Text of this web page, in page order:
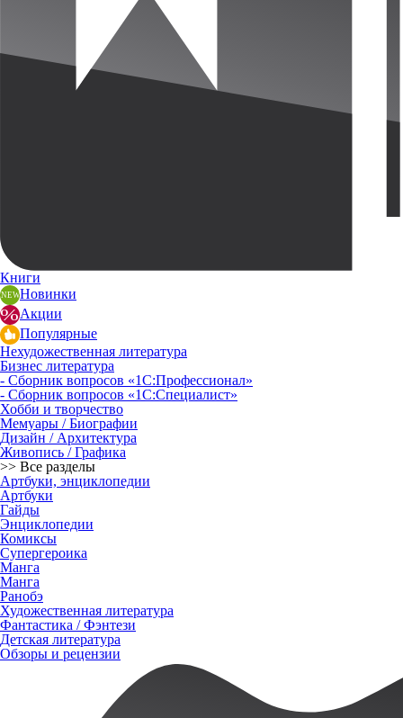
Книги
Новинки
Акции
Популярные
Нехудожественная литература
Бизнес литература
- Сборник вопросов «1С:Профессионал»
- Сборник вопросов «1С:Специалист»
Хобби и творчество
Мемуары / Биографии
Дизайн / Архитектура
Живопись / Графика
>> Все разделы
Артбуки, энциклопедии
Артбуки
Гайды
Энциклопедии
Комиксы
Супергероика
Манга
Манга
Ранобэ
Художественная литература
Фантастика / Фэнтези
Детская литература
Обзоры и рецензии